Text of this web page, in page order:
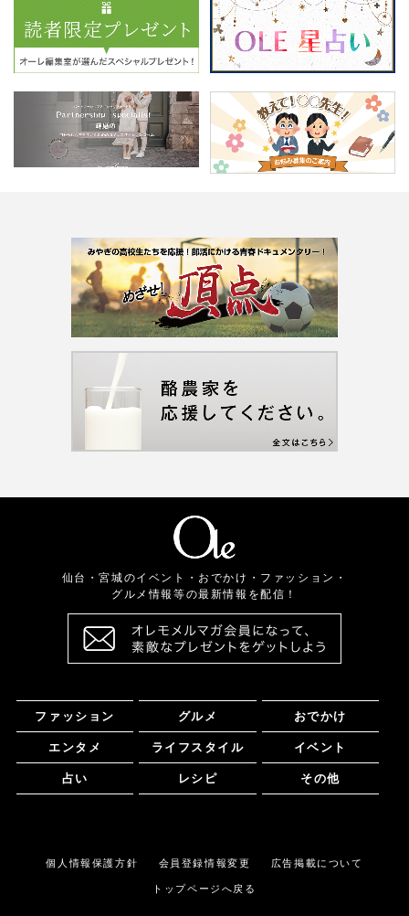
仙台・宮城のイベント・おでかけ・ファッション・
グルメ情報等の最新情報を配信！
ファッション グルメ おでかけ
エンタメ ライフスタイル イベント
占い レシピ その他
個人情報保護方針 会員登録情報変更 広告掲載について
トップページへ戻る